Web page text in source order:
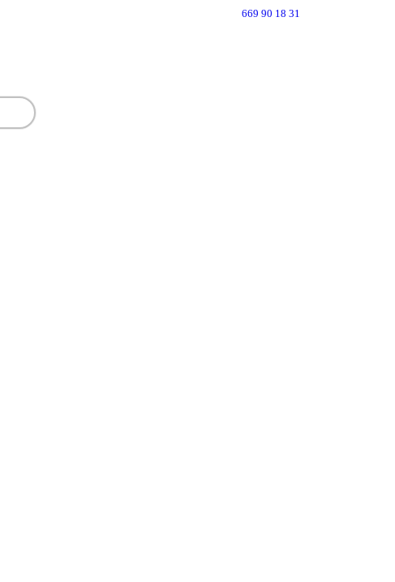
669 90 18 31